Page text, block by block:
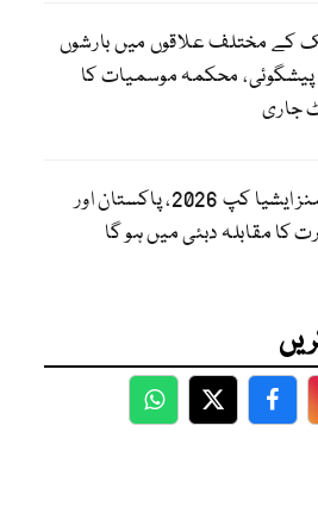
کے مختلف علاقوں میں بارشوں
محکمہ موسمیات کا
جاری
ویمنز ایشیا کپ 2026، پاکستان اور
کا مقابلہ دبئی میں ہو گا
WhatsApp
Twitter